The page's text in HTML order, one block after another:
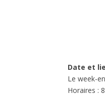
Date et
Le week-
Horaires :